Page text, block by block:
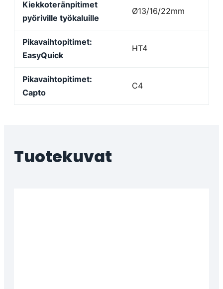
Kiekkoteränpitimet
pyöriville työkaluille
Ø13/16/22mm
Pikavaihtopitimet:
EasyQuick
HT4
Pikavaihtopitimet:
Capto
C4
Tuotekuvat